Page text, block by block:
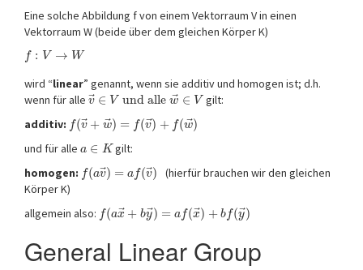
Eine solche Abbildung f von einem Vektorraum V in einen
Vektorraum W (beide über dem gleichen Körper K)
f : V → W
wird “linear” genannt, wenn sie additiv und homogen ist; d.h.
wenn für alle v ∈ V und allew ∈ V gilt:
additiv: f(v ⃗+ w⃗) = f(v⃗
) + f(w⃗)
und für alle a ∈ Kgilt:
homogen: f(av⃗
) = a f(v⃗
) (hierfür brauchen wir den gleichen
Körper K)
allgemein also: f(ax⃗ + by⃗
) = a f(x⃗) + b f(y⃗
)
General Linear Group